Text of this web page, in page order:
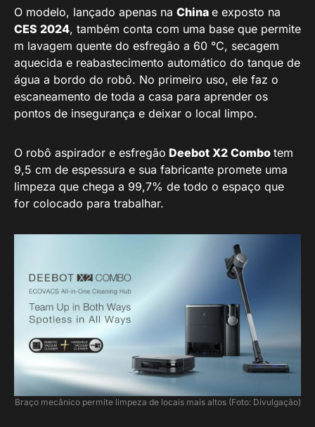
O modelo, lançado apenas na China e exposto na
CES 2024, também conta com uma base que permite
m lavagem quente do esfregão a 60 °C, secagem
aquecida e reabastecimento automático do tanque de
água a bordo do robô. No primeiro uso, ele faz o
escaneamento de toda a casa para aprender os
pontos de insegurança e deixar o local limpo.
O robô aspirador e esfregão Deebot X2 Combo tem
9,5 cm de espessura e sua fabricante promete uma
limpeza que chega a 99,7% de todo o espaço que
for colocado para trabalhar.
Braço mecânico permite limpeza de locais mais altos (Foto: Divulgação)